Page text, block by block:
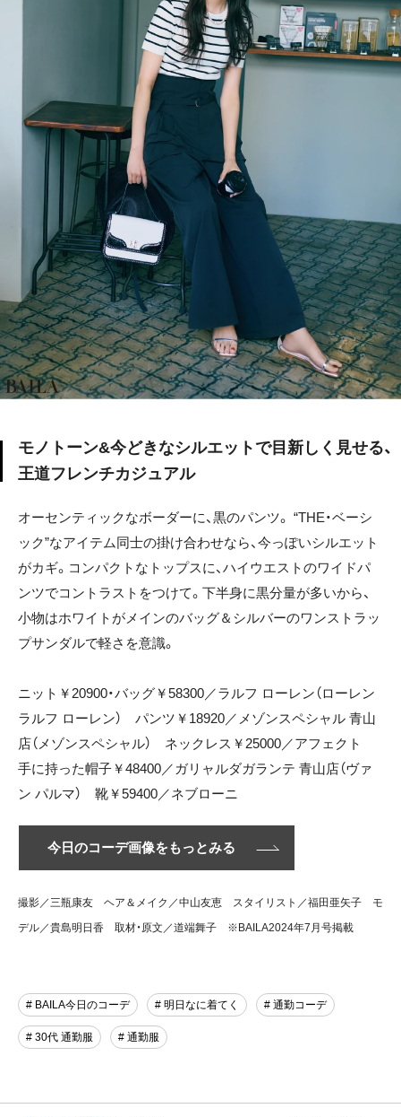
モノトーン&今どきなシルエットで目新しく見せる、
王道フレンチカジュアル
オーセンティックなボーダーに、黒のパンツ。 “THE・ベーシ
ック”なアイテム同士の掛け合わせなら、今っぽいシルエット
がカギ。コンパクトなトップスに、ハイウエストのワイドパ
ンツでコントラストをつけて。下半身に黒分量が多いから、
小物はホワイトがメインのバッグ＆シルバーのワンストラッ
プサンダルで軽さを意識。
ニット￥20900・バッグ￥58300／ラルフ ローレン（ローレン
ラルフ ローレン） パンツ￥18920／メゾンスペシャル 青山
店（メゾンスペシャル） ネックレス￥25000／アフェクト
手に持った帽子￥48400／ガリャルダガランテ 青山店（ヴァ
ン パルマ） 靴￥59400／ネブローニ
今日のコーデ画像をもっとみる
撮影／三瓶康友 ヘア＆メイク／中山友恵 スタイリスト／福田亜矢子 モ
デル／貴島明日香 取材・原文／道端舞子 ※BAILA2024年7月号掲載
# BAILA今日のコーデ # 明日なに着てく # 通勤コーデ
# 30代 通勤服 # 通勤服